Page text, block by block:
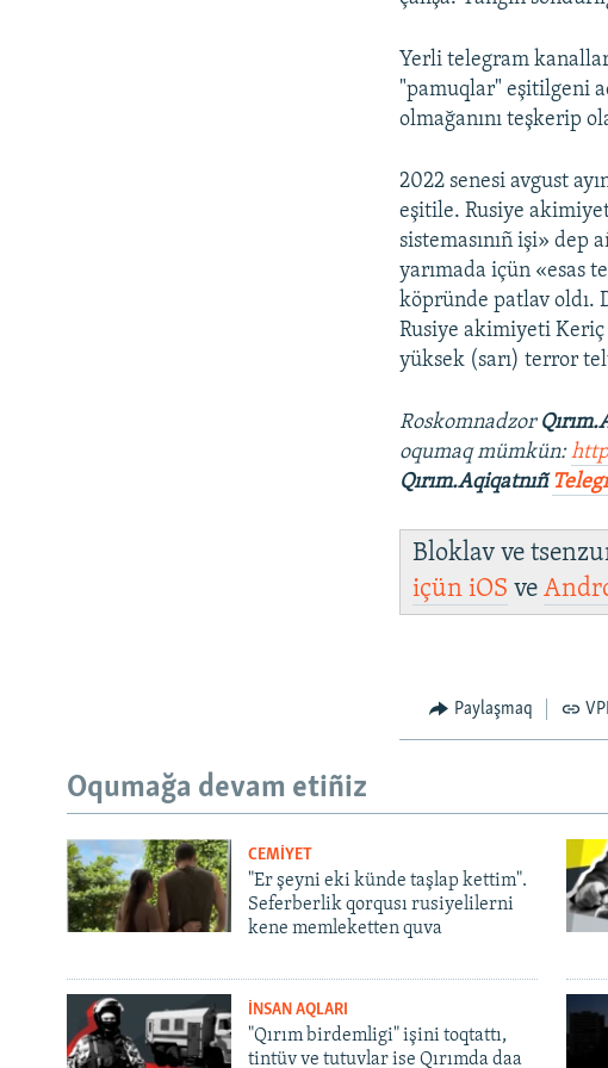
Yerli telegram
"pamuqlar" eşitilgeni
olmağanını teşkerip
2022 senesi avgust
eşitile. Rusiye
sistemasınıñ işi» dep
yarımada içün «esas
köpründe patlav oldı.
Rusiye akimiyeti Keriç
yüksek (sarı) terror
Roskomnadzor
oqumaq mümkün:
Qırım.Aqiqatnıñ
Bloklav ve
içüniOS ve
Paylaşmaq
Oqumağa devam etiñiz
CEMİYET
"Er şeyni eki künde taşlap kettim".
Seferberlik qorqusı rusiyelilerni
kene memleketten quva
İNSAN AQLARI
"Qırım birdemligi" işini toqtattı,
tintüv ve tutuvlar ise Qırımda daa